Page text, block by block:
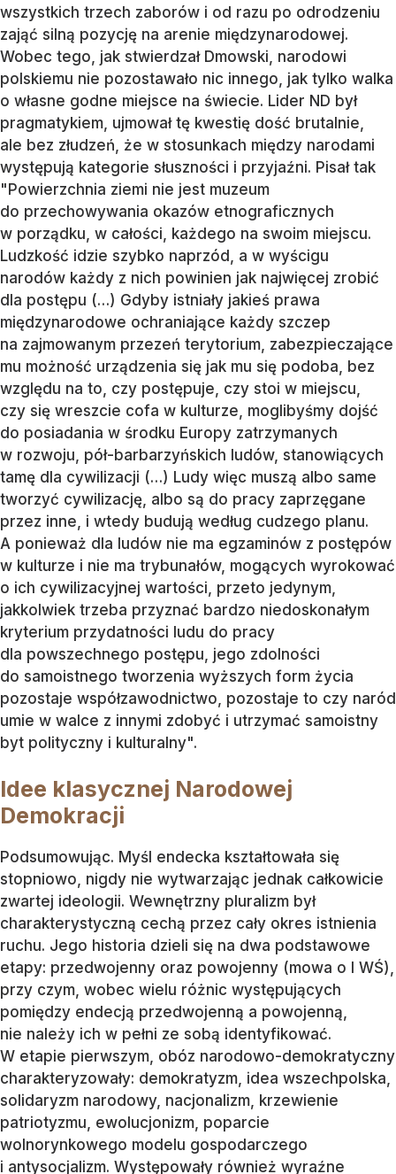
wszystkich trzech zaborów i od razu po odrodzeniu
zająć silną pozycję na arenie międzynarodowej.
Wobec tego, jak stwierdzał Dmowski, narodowi
polskiemu nie pozostawało nic innego, jak tylko walka
o własne godne miejsce na świecie. Lider ND był
pragmatykiem, ujmował tę kwestię dość brutalnie,
ale bez złudzeń, że w stosunkach między narodami
występują kategorie słuszności i przyjaźni. Pisał tak
"Powierzchnia ziemi nie jest muzeum
do przechowywania okazów etnograficznych
w porządku, w całości, każdego na swoim miejscu.
Ludzkość idzie szybko naprzód, a w wyścigu
narodów każdy z nich powinien jak najwięcej zrobić
dla postępu (…) Gdyby istniały jakieś prawa
międzynarodowe ochraniające każdy szczep
na zajmowanym przezeń terytorium, zabezpieczające
mu możność urządzenia się jak mu się podoba, bez
względu na to, czy postępuje, czy stoi w miejscu,
czy się wreszcie cofa w kulturze, moglibyśmy dojść
do posiadania w środku Europy zatrzymanych
w rozwoju, pół-barbarzyńskich ludów, stanowiących
tamę dla cywilizacji (…) Ludy więc muszą albo same
tworzyć cywilizację, albo są do pracy zaprzęgane
przez inne, i wtedy budują według cudzego planu.
A ponieważ dla ludów nie ma egzaminów z postępów
w kulturze i nie ma trybunałów, mogących wyrokować
o ich cywilizacyjnej wartości, przeto jedynym,
jakkolwiek trzeba przyznać bardzo niedoskonałym
kryterium przydatności ludu do pracy
dla powszechnego postępu, jego zdolności
do samoistnego tworzenia wyższych form życia
pozostaje współzawodnictwo, pozostaje to czy naród
umie w walce z innymi zdobyć i utrzymać samoistny
byt polityczny i kulturalny".
Idee klasycznej Narodowej
Demokracji
Podsumowując. Myśl endecka kształtowała się
stopniowo, nigdy nie wytwarzając jednak całkowicie
zwartej ideologii. Wewnętrzny pluralizm był
charakterystyczną cechą przez cały okres istnienia
ruchu. Jego historia dzieli się na dwa podstawowe
etapy: przedwojenny oraz powojenny (mowa o I WŚ),
przy czym, wobec wielu różnic występujących
pomiędzy endecją przedwojenną a powojenną,
nie należy ich w pełni ze sobą identyfikować.
W etapie pierwszym, obóz narodowo-demokratyczny
charakteryzowały: demokratyzm, idea wszechpolska,
solidaryzm narodowy, nacjonalizm, krzewienie
patriotyzmu, ewolucjonizm, poparcie
wolnorynkowego modelu gospodarczego
i antysocjalizm. Występowały również wyraźne